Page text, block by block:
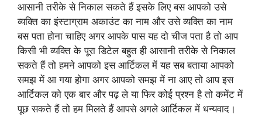
आसानी तरीके से निकाल सकते हैं इसके लिए बस आपको उसे
व्यक्ति का इंस्टाग्राम अकाउंट का नाम और उसे व्यक्ति का नाम
बस पता होना चाहिए अगर आपके पास यह दो चीज पता है तो आप
किसी भी व्यक्ति के पूरा डिटेल बहुत ही आसानी तरीके से निकाल
सकते हैं तो हमने आपको इस आर्टिकल में यह सब बताया आपको
समझ में आ गया होगा अगर आपको समझ में ना आए तो आप इस
आर्टिकल को एक बार और पढ़ ले या फिर कोई प्रश्न है तो कमेंट में
पूछ सकते हैं तो हम मिलते हैं आपसे अगले आर्टिकल में धन्यवाद।